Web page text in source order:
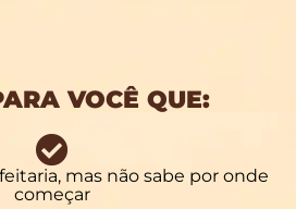
VOCÊ QUE:
mas não sabe por onde
começar